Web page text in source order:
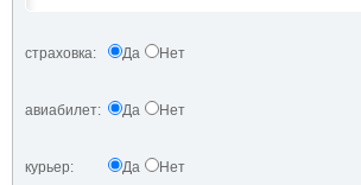
страховка: Да Нет
авиабилет: Да Нет
курьер: Да Нет